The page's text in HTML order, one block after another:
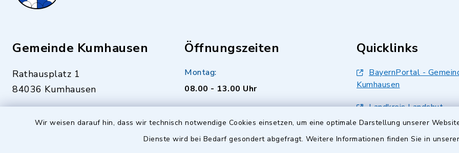
Wir weisen darauf hin, dass wir technisch notwendige Cookies einsetzen, um eine optimale Darstellung unserer
Dienste wird bei Bedarf gesondert abgefragt. Weitere Informationen finden Sie in
Gemeinde Kumhausen
Rathausplatz 1
84036 Kumhausen
0871 94322-22
gemeinde@kumhausen.de
Öffnungszeiten
Montag:
08.00 - 13.00 Uhr
08.00 - 12.00 Uhr
Quicklinks
BayernPortal -
Kumhausen
Landkreis Landshut
Bürger Service Portal